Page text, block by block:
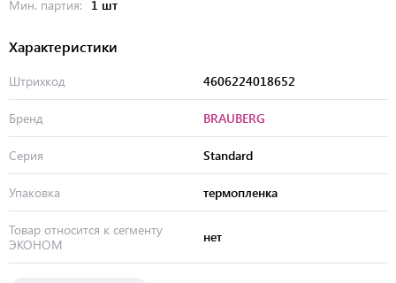
Мин. партия:
1 шт
Характеристики
Штрихкод 4606224018652
Бренд BRAUBERG
Серия Standard
Упаковка термопленка
Товар относится к сегменту
ЭКОНОМ
нет